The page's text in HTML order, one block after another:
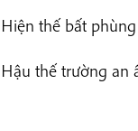
Hiện thế bất
Hậu thế